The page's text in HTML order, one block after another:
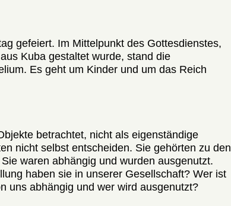
gefeiert. Im Mittelpunkt des Gottesdienstes,
Kuba gestaltet wurde, stand die
Es geht um Kinder und um das Reich
betrachtet, nicht als eigenständige
nicht selbst entscheiden. Sie gehörten zu den
waren abhängig und wurden ausgenutzt.
haben sie in unserer Gesellschaft? Wer ist
uns abhängig und wer wird ausgenutzt?